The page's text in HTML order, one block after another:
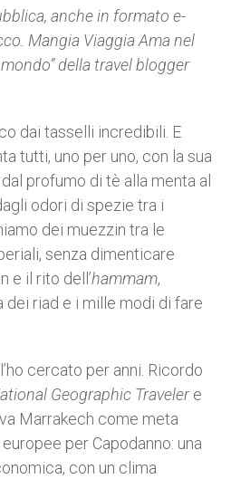
anche in formato e-
Mangia Viaggia Ama nel
della travel blogger
dai tasselli incredibili. E
tutti, uno per uno, con la sua
profumo di tè alla menta al
odori di spezie tra i
dei muezzin tra le
senza dimenticare
e il rito dell’hammam,
dei riad e i mille modi di fare
cercato per anni. Ricordo
Geographic Travelere
Marrakech come meta
per Capodanno: una
con un clima